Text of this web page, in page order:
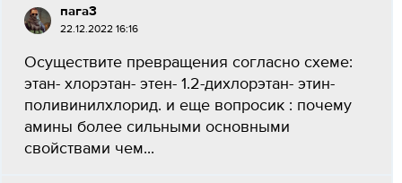
пага3
22.12.2022 16:16
Осуществите превращения согласно схеме:
этан- хлорэтан- этен- 1.2-дихлорэтан- этин-
поливинилхлорид. и еще вопросик : почему
амины более сильными основными
свойствами чем...